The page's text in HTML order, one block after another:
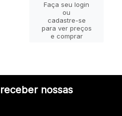
Faça seu login
ou
cadastre-se
para ver preços
e comprar
nossas